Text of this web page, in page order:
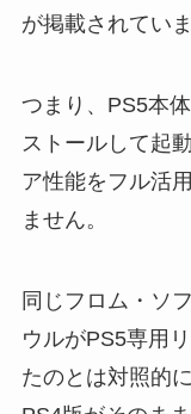
が掲載されていま
つまり、PS5本
ストールして起
ア性能をフル活
ません。
同じフロム・ソ
ウルがPS5専用
たのとは対照的